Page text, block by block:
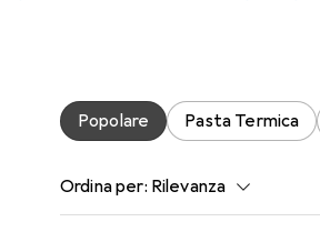
Popolare Pasta Termica
Ordina per: Rilevanza